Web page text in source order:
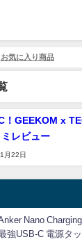
お気に入り商品
！GEEKOM x
レビュー
月22日
Nano
強USB-C 電源タ